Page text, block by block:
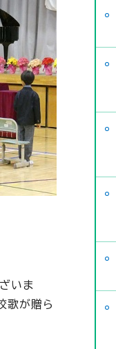
いま
歌が贈ら